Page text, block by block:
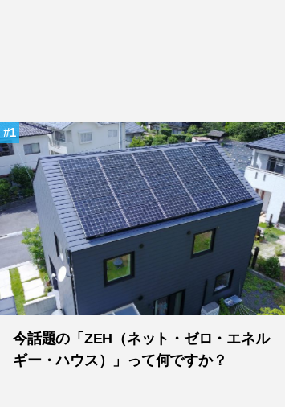
1
今話題の「ZEH（ネット・ゼロ・エネル
ギー・ハウス）」って何ですか？